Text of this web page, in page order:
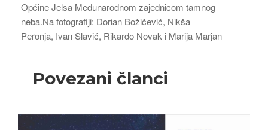
Općine Jelsa Međunarodnom zajednicom tamnog
neba.Na fotografiji: Dorian Božičević, Nikša
Peronja, Ivan Slavić, Rikardo Novak i Marija Marjan
Povezani članci